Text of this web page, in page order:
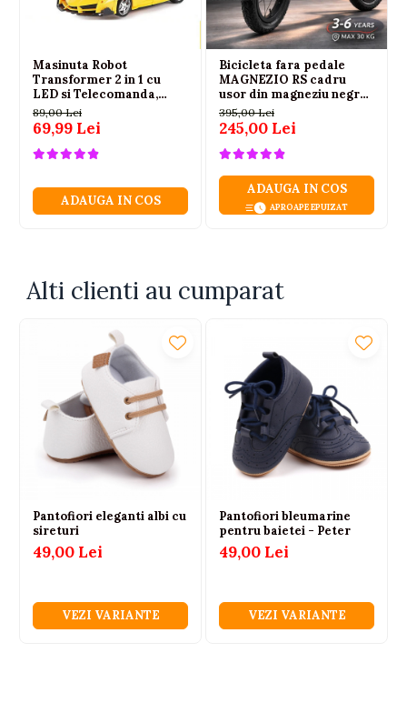
Masinuta Robot
Transformer 2 in 1 cu
LED si Telecomanda,
Scara 1:18, Galbena, 6 ani+
89,00 Lei
69,99 Lei
ADAUGA IN COS
Bicicleta fara pedale
MAGNEZIO RS cadru
usor din magneziu negru
3-6 ani
395,00 Lei
245,00 Lei
ADAUGA IN COS
APROAPE EPUIZAT
Alti clienti au cumparat
Pantofiori eleganti albi cu
sireturi
49,00 Lei
VEZI VARIANTE
Pantofiori bleumarine
pentru baietei - Peter
49,00 Lei
VEZI VARIANTE